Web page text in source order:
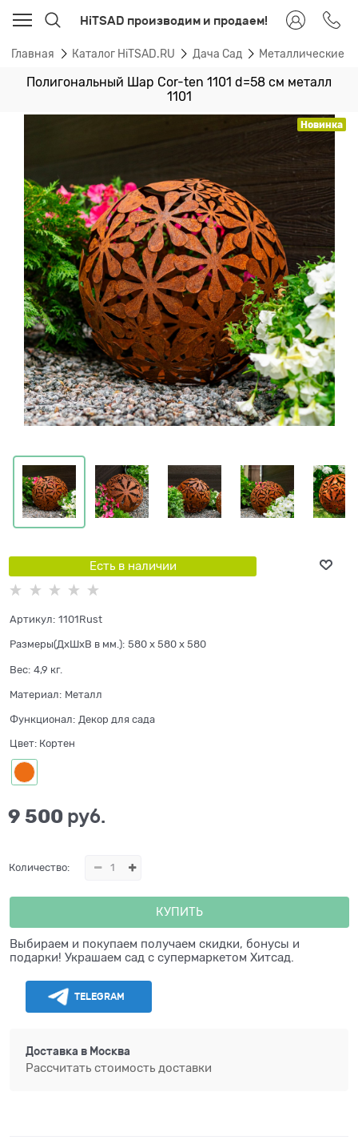
HiTSAD производим и продаем!
Главная Каталог HiTSAD.RU Дача Сад Металлические
Полигональный Шар Cor-ten 1101 d=58 см металл
1101
Новинка
Есть в наличии
Артикул: 1101Rust
Размеры(ДхШхВ в мм.): 580 x 580 x 580
Вес: 4,9 кг.
Материал: Металл
Функционал: Декор для сада
Цвет: Кортен
9 500 руб.
Количество:
КУПИТЬ
Выбираем и покупаем получаем скидки, бонусы и
подарки! Украшаем сад с супермаркетом Хитсад.
TELEGRAM
Доставка в Москва
Рассчитать стоимость доставки